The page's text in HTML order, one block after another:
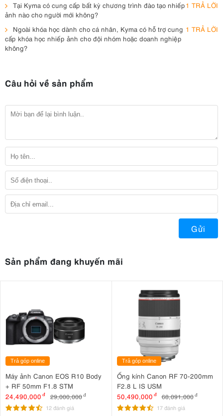
Tại Kyma có cung cấp bất kỳ chương trình đào tạo nhiếp
ảnh nào cho người mới không?
1 TRẢ LỜI
Ngoài khóa học dành cho cá nhân, Kyma có hỗ trợ cung
cấp khóa học nhiếp ảnh cho đội nhóm hoặc doanh nghiệp
không?
1 TRẢ LỜI
Câu hỏi về sản phẩm
Gửi
Sản phẩm đang khuyến mãi
Trả góp online
Máy ảnh Canon EOS R10 Body
+ RF 50mm F1.8 STM
24,490,000 đ 29,000,000đ
12 đánh giá
Trả góp online
Ống kính Canon RF 70-200mm
F2.8 L IS USM
50,490,000 đ 68,091,000 đ
17 đánh giá